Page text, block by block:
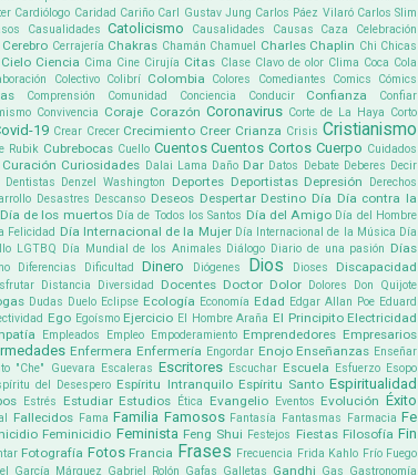
Cardiólogo Caridad Cariño Carl Gustav Jung Carlos Páez Vilaró Carlos Slim
Casualidades Catolicismo Causalidades Causas Caza Celebración
Cerebro Cerrajería Chakras Chamán Chamuel Charles Chaplin Chi Chicas
Cielo Ciencia Cima Cine Cirujía Citas Clase Clavo de olor Clima Coca Cola
Colectivo Colibrí Colombia Colores Comediantes Comics Cómics
Comprensión Comunidad Conciencia Conducir Confianza Confiar
Convivencia Coraje Corazón Coronavirus Corte de La Haya Corto
19 Crear Crecer Crecimiento Creer Crianza Crisis Cristianismo
Rubik Cubrebocas Cuello Cuentos Cuentos Cortos Cuerpo Cuidados
Curación Curiosidades Dalai Lama Daño Dar Datos Debate Deberes Decir
Dentistas Denzel Washington Deportes Deportistas Depresión
Derechos
Desastres Descanso Deseos Despertar Destino Día Día contra la
Día de los muertos Día de Todos los Santos Día del Amigo Día del Hombre
Felicidad Día Internacional de la Mujer Día Internacional de la Música Día
LGTBQ Día Mundial de los Animales Diálogo Diario de una pasión Días
Diferencias Dificultad Dinero Diógenes Dios Dioses Discapacidad
Distancia Diversidad Docentes Doctor Dolor Dolores Don Quijote
Dudas Duelo Eclipse Ecología Economía Edad Edgar Allan Poe Eduard
Ego Egoísmo Ejercicio El Hombre Araña El Principito Electricidad
Empleados Empleo Empoderamiento Emprendedores Empresarios
Enfermera Enfermería Engordar Enojo Enseñanzas Enseñar
"Che" Guevara Escaleras Escritores Escuchar Escuela Esfuerzo Esopo
del Desespero Espíritu Intranquilo Espíritu Santo Espiritualidad
Estrés Estudiar Estudios Ética Evangelio Eventos Evolución Éxito
Fallecidos Fama Familia Famosos Fantasía Fantasmas Farmacia Fe
Feminicidio Feminista Feng Shui Festejos Fiestas Filosofía Fin
Fotografía Fotos Francia Frases Frecuencia Frida Kahlo Frío Fuego
García Márquez Gabriel Rolón Gafas Galletas Gandhi Gas Gastronomía